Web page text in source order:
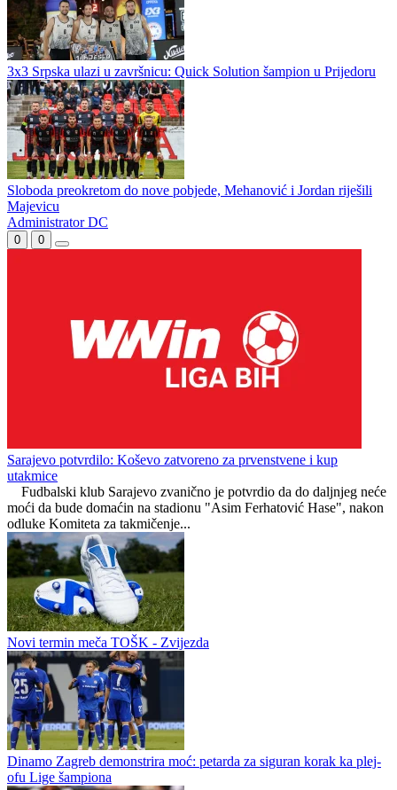
3x3 Srpska ulazi u završnicu: Quick Solution šampion u Prijedoru
Sloboda preokretom do nove pobjede, Mehanović i Jordan riješili
Majevicu
Administrator DC
0 0
Sarajevo potvrdilo: Koševo zatvoreno za prvenstvene i kup
utakmice
Fudbalski klub Sarajevo zvanično je potvrdio da do daljnjeg neće
moći da bude domaćin na stadionu "Asim Ferhatović Hase", nakon
odluke Komiteta za takmičenje...
Novi termin meča TOŠK - Zvijezda
Dinamo Zagreb demonstrira moć: petarda za siguran korak ka plej-
ofu Lige šampiona